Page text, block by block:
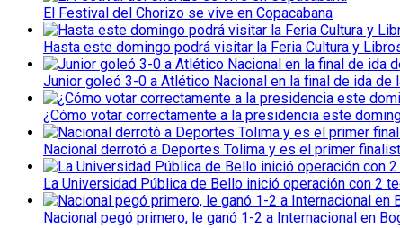
El Festival del Chorizo se vive en Copacabana
Hasta este domingo podrá visitar la Feria Cultura y
Junior goleó 3-0 a Atlético Nacional en la final de ida de
¿Cómo votar correctamente a la presidencia este
Nacional derrotó a Deportes Tolima y es el primer
La Universidad Pública de Bello inició operación con 2
Nacional pegó primero, le ganó 1-2 a Internacional en